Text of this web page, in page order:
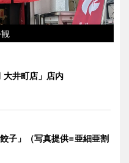
大井町店」店内
餃子」（写真提供=亜細亜割